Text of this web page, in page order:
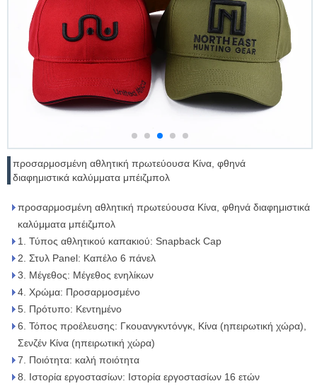
προσαρμοσμένη αθλητική πρωτεύουσα Κίνα, φθηνά
διαφημιστικά καλύμματα μπέιζμπολ
προσαρμοσμένη αθλητική πρωτεύουσα Κίνα, φθηνά διαφημιστικά
καλύμματα μπέιζμπολ
1. Τύπος αθλητικού καπακιού: Snapback Cap
2. Στυλ Panel: Καπέλο 6 πάνελ
3. Μέγεθος: Μέγεθος ενηλίκων
4. Χρώμα: Προσαρμοσμένο
5. Πρότυπο: Κεντημένο
6. Τόπος προέλευσης: Γκουανγκντόνγκ, Κίνα (ηπειρωτική χώρα),
Σενζέν Κίνα (ηπειρωτική χώρα)
7. Ποιότητα: καλή ποιότητα
8. Ιστορία εργοστασίων: Ιστορία εργοστασίων 16 ετών